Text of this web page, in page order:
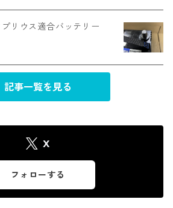
リウス適合バッテリー
記事一覧を見る
X
フォローする